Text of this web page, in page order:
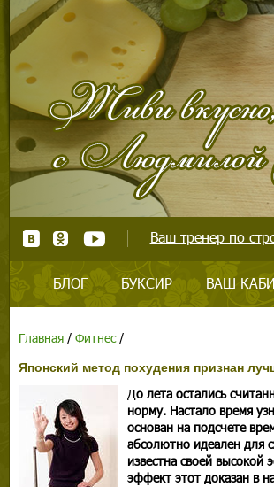
Ваш тренер по
БЛОГ БУКСИР ВАШ
Главная/ Фитнес/
Японский метод похудения признан
До лета остались
норму. Настало время
основан на подсчете
абсолютно идеален для
известна своей
эффект этот доказан в